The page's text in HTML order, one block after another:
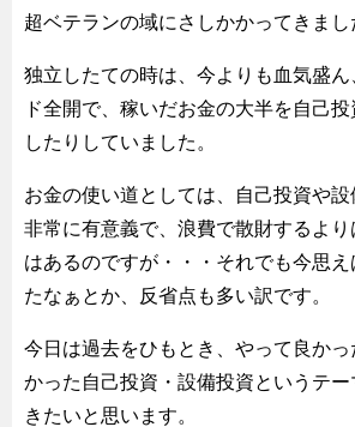
超ベテランの域にさしかかってきまし
独立したての時は、今よりも血気盛
ド全開で、稼いだお金の大半を自己
したりしていました。
お金の使い道としては、自己投資や
非常に有意義で、浪費で散財するよ
はあるのですが・・・それでも今思
たなぁとか、反省点も多い訳です。
今日は過去をひもとき、やって良かっ
かった自己投資・設備投資というテ
きたいと思います。